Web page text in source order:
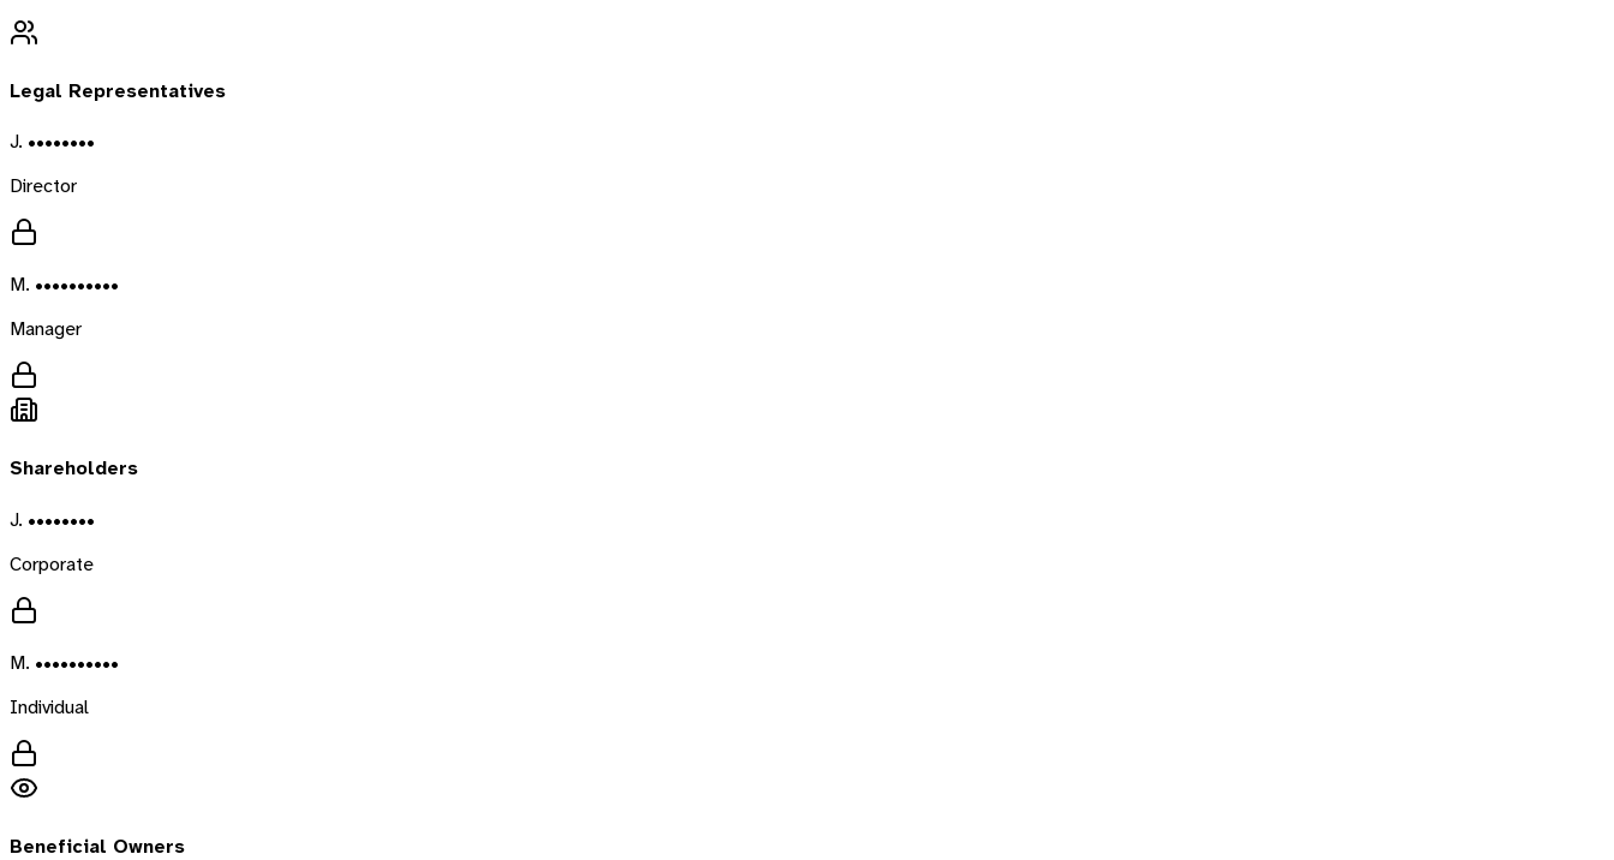
Legal Representatives
J. ••••••••
Director
M. ••••••••••
Manager
Shareholders
J. ••••••••
Corporate
M. ••••••••••
Individual
Beneficial Owners